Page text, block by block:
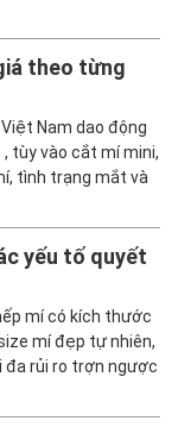
theo từng
Nam dao động
tùy vào cắt mí mini,
tình trạng mắt và
yếu tố quyết
mí có kích thước
mí đẹp tự nhiên,
đa rủi ro trợn ngược